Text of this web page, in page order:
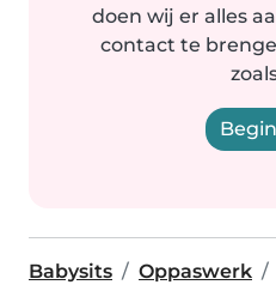
doen wij er alles
contact te
Babysits Oppaswerk